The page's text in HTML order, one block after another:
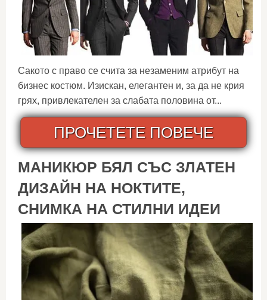
Сакото с право се счита за незаменим атрибут на
бизнес костюм. Изискан, елегантен и, за да не крия
грях, привлекателен за слабата половина от...
ПРОЧЕТЕТЕ ПОВЕЧЕ
МАНИКЮР БЯЛ СЪС ЗЛАТЕН
ДИЗАЙН НА НОКТИТЕ,
СНИМКА НА СТИЛНИ ИДЕИ